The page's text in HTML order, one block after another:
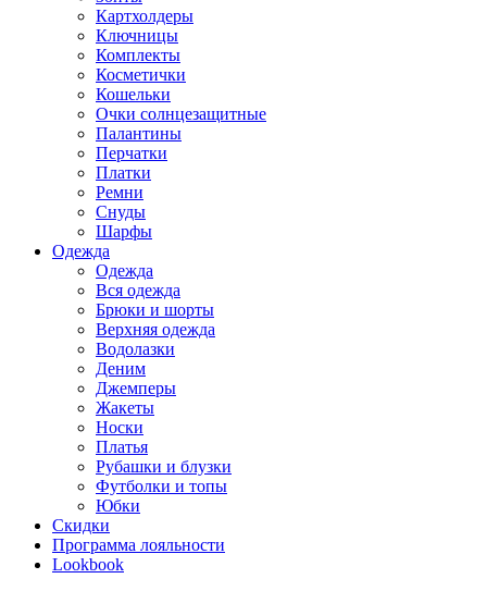
Картхолдеры
Ключницы
Комплекты
Косметички
Кошельки
Очки солнцезащитные
Палантины
Перчатки
Платки
Ремни
Снуды
Шарфы
Одежда
Одежда
Вся одежда
Брюки и шорты
Верхняя одежда
Водолазки
Деним
Джемперы
Жакеты
Носки
Платья
Рубашки и блузки
Футболки и топы
Юбки
Скидки
Программа лояльности
Lookbook